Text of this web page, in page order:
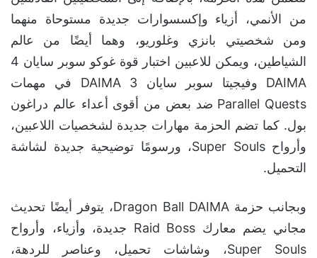
من الأنمي، أزياء وإكسسوارات جديدة مستوحاة منهما
ومن شخصيتي بانزي وغلوريو، وهما أيضًا من عالم
الشياطين، ويمكن للاعبين اختبار قوة غوكو سوبر سايان 4
DAIMA وفيجيتا سوبر سايان 3 DAIMA في مهمات
Parallel Quests ضد بعض من أقوى أعداء عالم دراغون
بول. كما تضم الحزمة مهارات جديدة لشخصيات اللاعبين،
وأرواح Super Souls، ورسومًا توضيحية جديدة لشاشة
التحميل.
وبجانب حزمة Dragon Ball DAIMA، يتوفر أيضًا تحديث
مجاني يضم معارك Raid Boss جديدة، وأزياء، وأرواح
Super Souls، وشاشات تحميل، وعناصر للردهة،